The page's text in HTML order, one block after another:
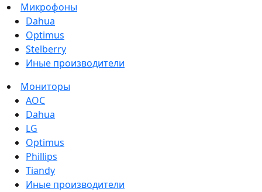
Микрофоны
Dahua
Optimus
Stelberry
Иные производители
Мониторы
AOC
Dahua
LG
Optimus
Phillips
Tiandy
Иные производители